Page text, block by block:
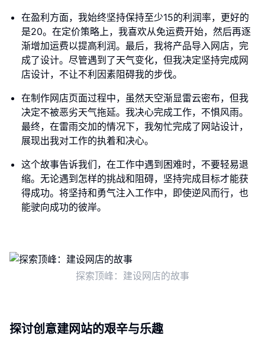
在盈利方面，我始终坚持保持至少15的利润率，更好的
是20。在定价策略上，我喜欢从免运费开始，然后再逐
渐增加运费以提高利润。最后，我将产品导入网店，完
成了设计。尽管遇到了天气变化，但我决定坚持完成网
店设计，不让不利因素阻碍我的步伐。
在制作网店页面过程中，虽然天空渐显雷云密布，但我
决定不被恶劣天气拖延。我决心完成工作，不惧风雨。
最终，在雷雨交加的情况下，我匆忙完成了网站设计，
展现出我对工作的执着和决心。
这个故事告诉我们，在工作中遇到困难时，不要轻易退
缩。无论遇到怎样的挑战和阻碍，坚持完成目标才能获
得成功。将坚持和勇气注入工作中，即使逆风而行，也
能驶向成功的彼岸。
探索顶峰：建设网店的故事
探讨创意建网站的艰辛与乐趣